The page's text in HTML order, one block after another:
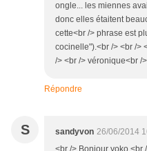
ongle... les miennes
donc elles étaitent
cette<br /> phrase est
cocinelle").<br /> <br />
/> <br /> véronique<br />
Répondre
S sandyvon 26/06/2014
<br /> Bonjour yoko,<br